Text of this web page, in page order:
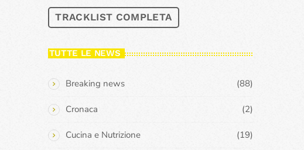
TRACKLIST COMPLETA
TUTTE LE NEWS
Breaking news (88)
Cronaca (2)
Cucina e Nutrizione (19)